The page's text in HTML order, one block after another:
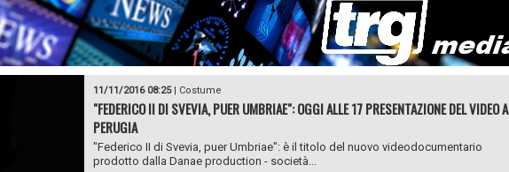
11/11/2016 08:25| Costume
"FEDERICO II DI SVEVIA, PUER UMBRIAE": OGGI ALLE 17 PRESENTAZIONE DEL VIDEO A
PERUGIA
"Federico II di Svevia, puer Umbriae": è il titolo del nuovo videodocumentario
prodotto dalla Danae production - società...